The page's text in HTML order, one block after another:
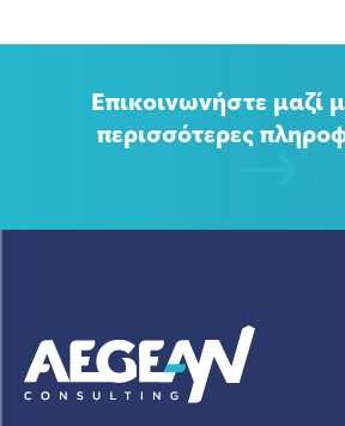
Επικοινωνήστε μαζί
περισσότερες